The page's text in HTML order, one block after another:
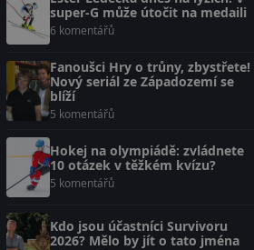
super-G může útočit na medaili
6 komentářů
Fanoušci Hry o trůny, zbystřete!
Nový seriál ze Západozemí se
blíží
5 komentářů
Hokej na olympiádě: zvládnete
10 otázek v těžkém kvízu?
5 komentářů
Kdo jsou účastníci Survivoru
2026? Mělo by jít o tato jména